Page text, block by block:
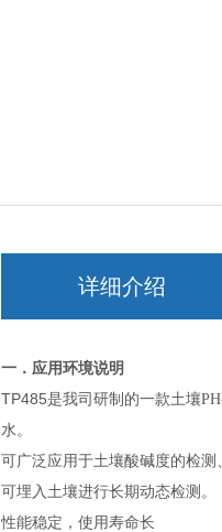
详细介绍
一．应用环境说明
TP485是我司研制的一款土壤
水。
可广泛应用于土壤酸碱度的检测
可埋入土壤进行长期动态检测。
性能稳定，使用寿命长